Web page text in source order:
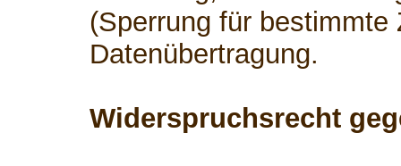
(Sperrung für bestimmte
Datenübertragung.
Widerspruchsrecht